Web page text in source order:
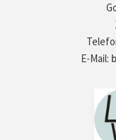
E-Mail: